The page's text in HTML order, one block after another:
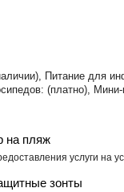
BEIJING QIANYUAN
HOLIDAY INN
JIANGUO HOTEL 北京建
HOLIDAY INN EXPRESS
Питание для
(платно), Мини-
на пляж
услуги на
зонты